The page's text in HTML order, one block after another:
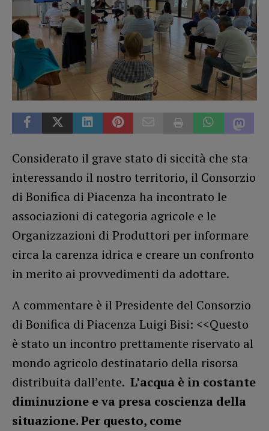
Considerato il grave stato di siccità che sta
interessando il nostro territorio, il Consorzio
di Bonifica di Piacenza ha incontrato le
associazioni di categoria agricole e le
Organizzazioni di Produttori per informare
circa la carenza idrica e creare un confronto
in merito ai provvedimenti da adottare.
A commentare è il Presidente del Consorzio
di Bonifica di Piacenza Luigi Bisi: <<Questo
è stato un incontro prettamente riservato al
mondo agricolo destinatario della risorsa
distribuita dall’ente. L’acqua è in costante
diminuzione e va presa coscienza della
situazione. Per questo, come